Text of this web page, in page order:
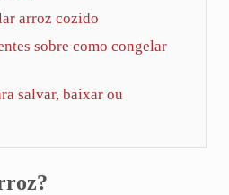
arroz cozido
sobre como congelar
salvar, baixar ou